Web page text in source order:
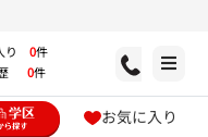
り 0件
歴 0件
お気に入り